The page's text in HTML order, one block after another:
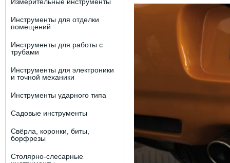
Инструменты для отделки
помещений
Инструменты для работы с
трубами
Инструменты для электроники
и точной механики
Инструменты ударного типа
Садовые инструменты
Свёрла, коронки, биты,
борфрезы
Столярно-слесарные